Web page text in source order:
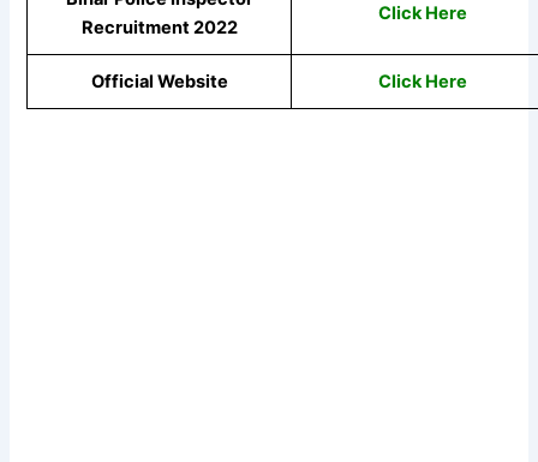
Recruitment 2022
Click Here
Official Website Click Here